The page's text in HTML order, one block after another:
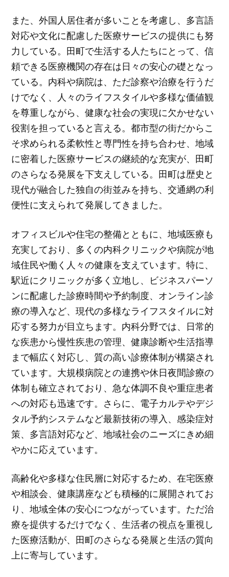
また、外国人居住者が多いことを考慮し、多言語
対応や文化に配慮した医療サービスの提供にも努
力している。田町で生活する人たちにとって、信
頼できる医療機関の存在は日々の安心の礎となっ
ている。内科や病院は、ただ診察や治療を行うだ
けでなく、人々のライフスタイルや多様な価値観
を尊重しながら、健康な社会の実現に欠かせない
役割を担っていると言える。都市型の街だからこ
そ求められる柔軟性と専門性を持ち合わせ、地域
に密着した医療サービスの継続的な充実が、田町
のさらなる発展を下支えしている。田町は歴史と
現代が融合した独自の街並みを持ち、交通網の利
便性に支えられて発展してきました。
オフィスビルや住宅の整備とともに、地域医療も
充実しており、多くの内科クリニックや病院が地
域住民や働く人々の健康を支えています。特に、
駅近にクリニックが多く立地し、ビジネスパーソ
ンに配慮した診療時間や予約制度、オンライン診
療の導入など、現代の多様なライフスタイルに対
応する努力が目立ちます。内科分野では、日常的
な疾患から慢性疾患の管理、健康診断や生活指導
まで幅広く対応し、質の高い診療体制が構築され
ています。大規模病院との連携や休日夜間診療の
体制も確立されており、急な体調不良や重症患者
への対応も迅速です。さらに、電子カルテやデジ
タル予約システムなど最新技術の導入、感染症対
策、多言語対応など、地域社会のニーズにきめ細
やかに応えています。
高齢化や多様な住民層に対応するため、在宅医療
や相談会、健康講座なども積極的に展開されてお
り、地域全体の安心につながっています。ただ治
療を提供するだけでなく、生活者の視点を重視し
た医療活動が、田町のさらなる発展と生活の質向
上に寄与しています。